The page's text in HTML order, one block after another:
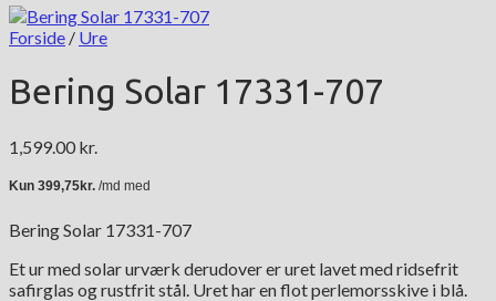
Forside / Ure
Bering Solar 17331-707
1,599.00 kr.
Bering Solar 17331-707
Et ur med solar urværk derudover er uret lavet med ridsefrit
safirglas og rustfrit stål. Uret har en flot perlemorsskive i blå.